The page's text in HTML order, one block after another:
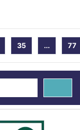
35 ... 77